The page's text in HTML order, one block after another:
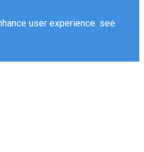
user experience. see